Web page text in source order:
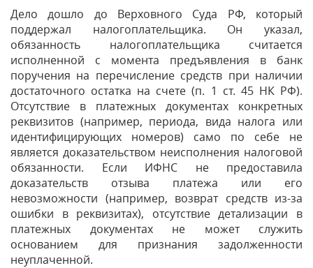
Дело дошло до Верховного Суда РФ, который
поддержал налогоплательщика. Он указал,
обязанность налогоплательщика считается
исполненной с момента предъявления в банк
поручения на перечисление средств при наличии
достаточного остатка на счете (п. 1 ст. 45 НК РФ).
Отсутствие в платежных документах конкретных
реквизитов (например, периода, вида налога или
идентифицирующих номеров) само по себе не
является доказательством неисполнения налоговой
обязанности. Если ИФНС не предоставила
доказательств отзыва платежа или его
невозможности (например, возврат средств из-за
ошибки в реквизитах), отсутствие детализации в
платежных документах не может служить
основанием для признания задолженности
неуплаченной.